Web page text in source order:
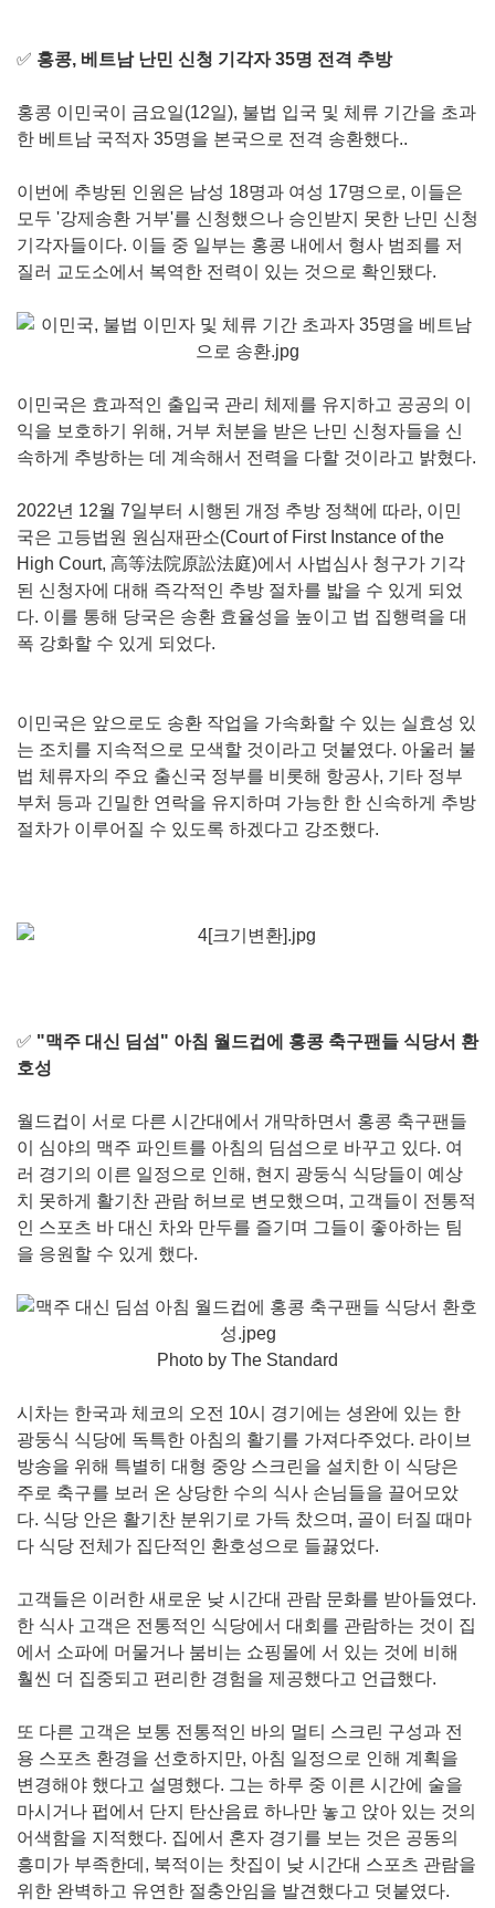
✅ 홍콩, 베트남 난민 신청 기각자 35명 전격 추방
홍콩 이민국이 금요일(12일), 불법 입국 및 체류 기간을 초과
한 베트남 국적자 35명을 본국으로 전격 송환했다..
이번에 추방된 인원은 남성 18명과 여성 17명으로, 이들은
모두 '강제송환 거부'를 신청했으나 승인받지 못한 난민 신청
기각자들이다. 이들 중 일부는 홍콩 내에서 형사 범죄를 저
질러 교도소에서 복역한 전력이 있는 것으로 확인됐다.
이민국은 효과적인 출입국 관리 체제를 유지하고 공공의 이
익을 보호하기 위해, 거부 처분을 받은 난민 신청자들을 신
속하게 추방하는 데 계속해서 전력을 다할 것이라고 밝혔다.
2022년 12월 7일부터 시행된 개정 추방 정책에 따라, 이민
국은 고등법원 원심재판소(Court of First Instance of the
High Court, 高等法院原訟法庭)에서 사법심사 청구가 기각
된 신청자에 대해 즉각적인 추방 절차를 밟을 수 있게 되었
다. 이를 통해 당국은 송환 효율성을 높이고 법 집행력을 대
폭 강화할 수 있게 되었다.
이민국은 앞으로도 송환 작업을 가속화할 수 있는 실효성 있
는 조치를 지속적으로 모색할 것이라고 덧붙였다. 아울러 불
법 체류자의 주요 출신국 정부를 비롯해 항공사, 기타 정부
부처 등과 긴밀한 연락을 유지하며 가능한 한 신속하게 추방
절차가 이루어질 수 있도록 하겠다고 강조했다.
✅ "맥주 대신 딤섬" 아침 월드컵에 홍콩 축구팬들 식당서 환
호성
월드컵이 서로 다른 시간대에서 개막하면서 홍콩 축구팬들
이 심야의 맥주 파인트를 아침의 딤섬으로 바꾸고 있다. 여
러 경기의 이른 일정으로 인해, 현지 광둥식 식당들이 예상
치 못하게 활기찬 관람 허브로 변모했으며, 고객들이 전통적
인 스포츠 바 대신 차와 만두를 즐기며 그들이 좋아하는 팀
을 응원할 수 있게 했다.
Photo by The Standard
시차는 한국과 체코의 오전 10시 경기에는 셩완에 있는 한
광둥식 식당에 독특한 아침의 활기를 가져다주었다. 라이브
방송을 위해 특별히 대형 중앙 스크린을 설치한 이 식당은
주로 축구를 보러 온 상당한 수의 식사 손님들을 끌어모았
다. 식당 안은 활기찬 분위기로 가득 찼으며, 골이 터질 때마
다 식당 전체가 집단적인 환호성으로 들끓었다.
고객들은 이러한 새로운 낮 시간대 관람 문화를 받아들였다.
한 식사 고객은 전통적인 식당에서 대회를 관람하는 것이 집
에서 소파에 머물거나 붐비는 쇼핑몰에 서 있는 것에 비해
훨씬 더 집중되고 편리한 경험을 제공했다고 언급했다.
또 다른 고객은 보통 전통적인 바의 멀티 스크린 구성과 전
용 스포츠 환경을 선호하지만, 아침 일정으로 인해 계획을
변경해야 했다고 설명했다. 그는 하루 중 이른 시간에 술을
마시거나 펍에서 단지 탄산음료 하나만 놓고 앉아 있는 것의
어색함을 지적했다. 집에서 혼자 경기를 보는 것은 공동의
흥미가 부족한데, 북적이는 찻집이 낮 시간대 스포츠 관람을
위한 완벽하고 유연한 절충안임을 발견했다고 덧붙였다.